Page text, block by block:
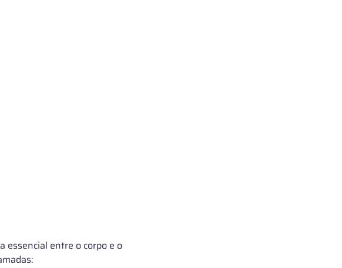
essencial entre o corpo e o